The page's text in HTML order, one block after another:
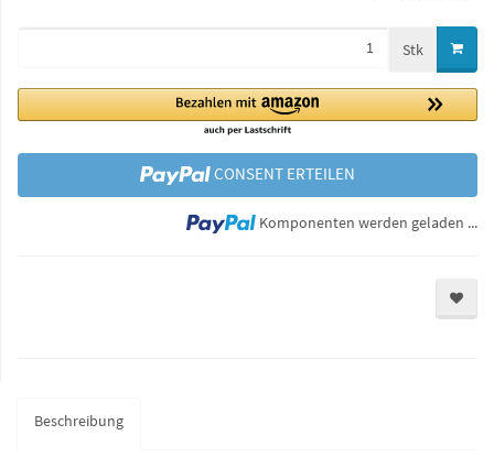
Stk
CONSENT ERTEILEN
Komponenten werden geladen ...
Beschreibung